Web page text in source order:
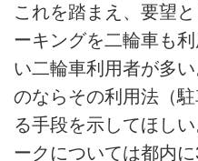
これを踏まえ、要望
ーキングを二輪車も
い二輪車利用者が多
のならその利用法（
る手段を示してほし
ークについては都内